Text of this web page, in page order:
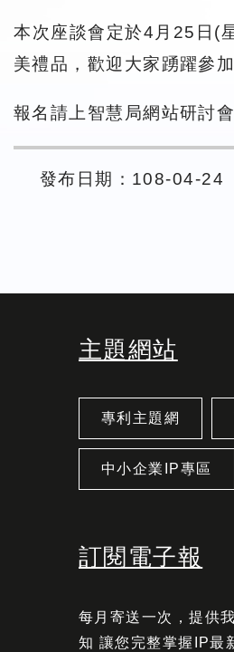
本次座談會定於4月25日(
美禮品，歡迎大家踴躍參加
報名請上智慧局網站研討會
發布日期：108-04-24
主題網站
專利主題網
中小企業IP專區
訂閱電子報
每月寄送一次，提供
知 讓您完整掌握IP最